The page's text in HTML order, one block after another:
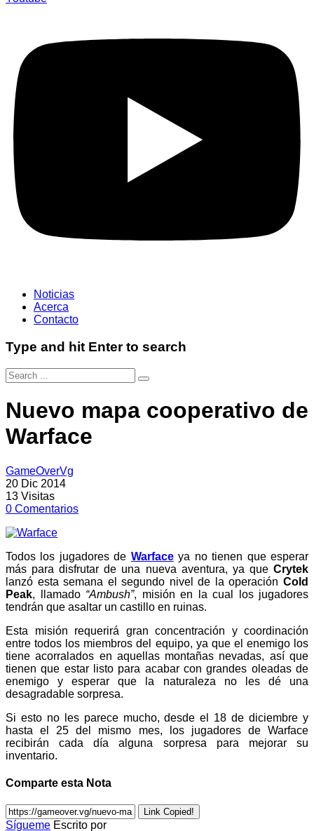
Noticias
Acerca
Contacto
Type and hit Enter to search
Nuevo mapa cooperativo de
Warface
GameOverVg
20 Dic 2014
13 Visitas
0 Comentarios
Todos los jugadores de Warfaceya no tienen que esperar
más para disfrutar de una nueva aventura, ya que Crytek
lanzó esta semana el segundo nivel de la operación Cold
Peak, llamado “Ambush”, misión en la cual los jugadores
tendrán que asaltar un castillo en ruinas.
Esta misión requerirá gran concentración y coordinación
entre todos los miembros del equipo, ya que el enemigo los
tiene acorralados en aquellas montañas nevadas, así que
tienen que estar listo para acabar con grandes oleadas de
enemigo y esperar que la naturaleza no les dé una
desagradable sorpresa.
Si esto no les parece mucho, desde el 18 de diciembre y
hasta el 25 del mismo mes, los jugadores de Warface
recibirán cada día alguna sorpresa para mejorar su
inventario.
Comparte esta Nota
Link Copied!
Sígueme Escrito por